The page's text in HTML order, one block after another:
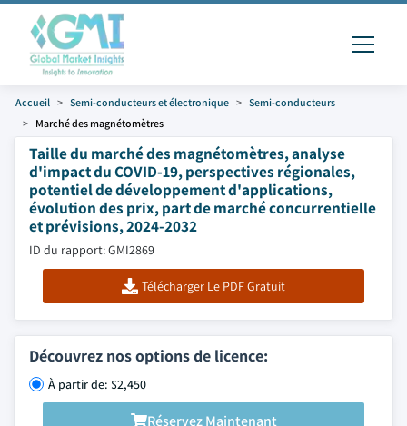
Accueil Semi-conducteurs et électronique
Semi-conducteurs
Marché des magnétomètres
Taille du marché des magnétomètres, analyse
d'impact du COVID-19, perspectives régionales,
potentiel de développement d'applications,
évolution des prix, part de marché concurrentielle
et prévisions, 2024-2032
ID du rapport: GMI2869
Télécharger Le PDF Gratuit
Découvrez nos options de licence:
À partir de: $2,450
Réservez Maintenant